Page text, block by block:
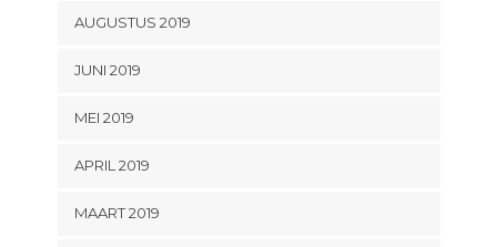
AUGUSTUS 2019
JUNI 2019
MEI 2019
APRIL 2019
MAART 2019